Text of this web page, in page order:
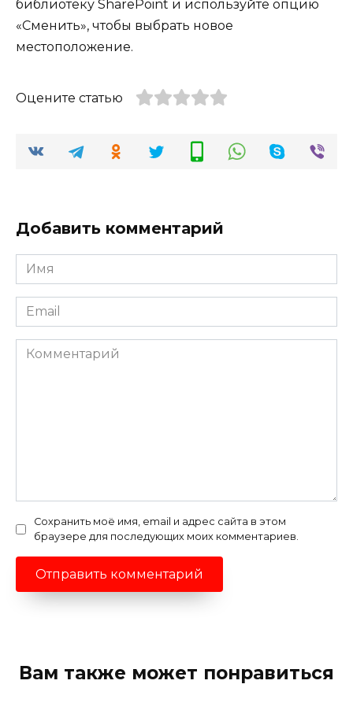
библиотеку SharePoint и используйте опцию
«Сменить», чтобы выбрать новое
местоположение.
Оцените статью
Добавить комментарий
Имя
*
Email
*
Комментарий
Сохранить моё имя, email и адрес сайта в этом
браузере для последующих моих комментариев.
Вам также может понравиться